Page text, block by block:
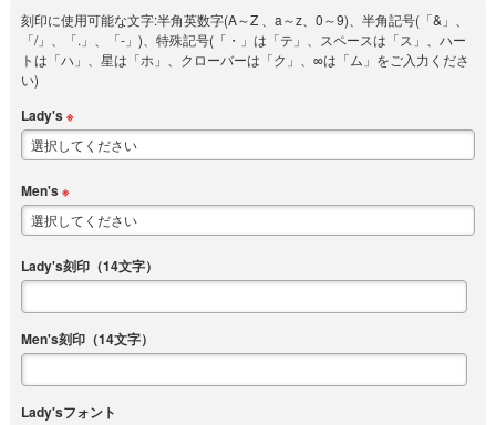
刻印に使用可能な文字:半角英数字(A～Z 、a～z、0～9)、半角記号(「&」、
「/」、「.」、「-」)、特殊記号(「・」は「テ」、スペースは「ス」、ハー
トは「ハ」、星は「ホ」、クローバーは「ク」、∞は「ム」をご入力くださ
い)
Lady's※
Men's※
Lady's刻印（14文字）
Men's刻印（14文字）
Lady'sフォント